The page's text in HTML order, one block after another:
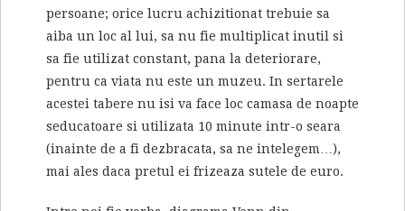
persoane; orice lucru achizitionat trebuie sa
aiba un loc al lui, sa nu fie multiplicat inutil si
sa fie utilizat constant, pana la deteriorare,
pentru ca viata nu este un muzeu. In sertarele
acestei tabere nu isi va face loc camasa de noapte
seducatoare si utilizata 10 minute intr-o seara
(inainte de a fi dezbracata, sa ne intelegem…),
mai ales daca pretul ei frizeaza sutele de euro.